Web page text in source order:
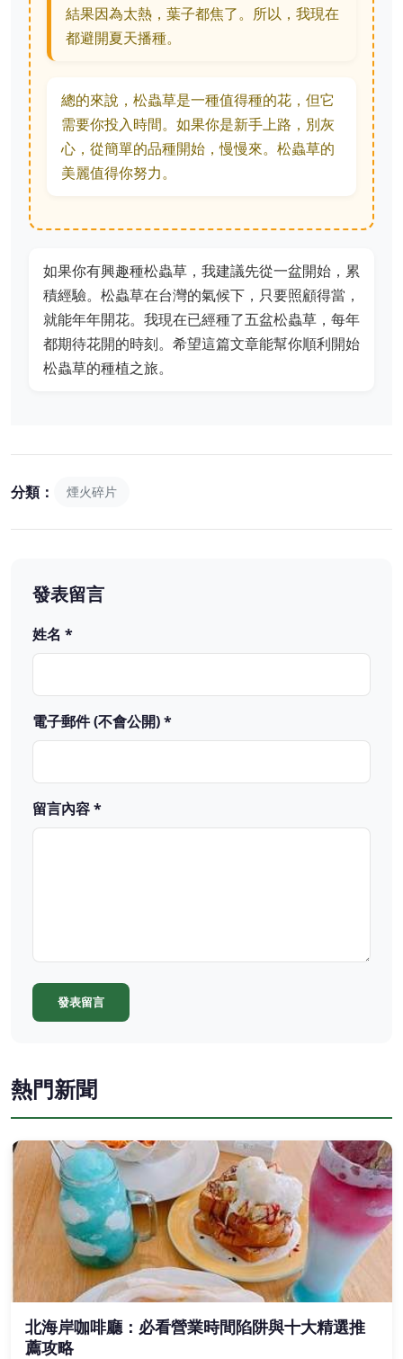
結果因為太熱，葉子都焦了。所以，我現在
都避開夏天播種。
總的來說，松蟲草是一種值得種的花，但它
需要你投入時間。如果你是新手上路，別灰
心，從簡單的品種開始，慢慢來。松蟲草的
美麗值得你努力。
如果你有興趣種松蟲草，我建議先從一盆開始，累
積經驗。松蟲草在台灣的氣候下，只要照顧得當，
就能年年開花。我現在已經種了五盆松蟲草，每年
都期待花開的時刻。希望這篇文章能幫你順利開始
松蟲草的種植之旅。
分類： 煙火碎片
發表留言
姓名 *
電子郵件 (不會公開) *
留言內容 *
發表留言
熱門新聞
北海岸咖啡廳：必看營業時間陷阱與十大精選推
薦攻略